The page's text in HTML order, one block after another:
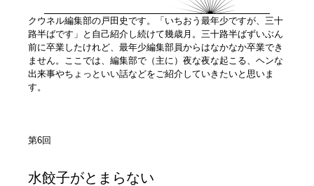
クウネル編集部の戸田史です。「いちおう最年少ですが、三十
路半ばです」と自己紹介し続けて幾歳月。三十路半ばずいぶん
前に卒業したけれど、最年少編集部員からはなかなか卒業でき
ません。ここでは、編集部で（主に）夜な夜な起こる、ヘンな
出来事やちょっといい話などをご紹介していきたいと思いま
す。
第6回
水餃子がとまらない